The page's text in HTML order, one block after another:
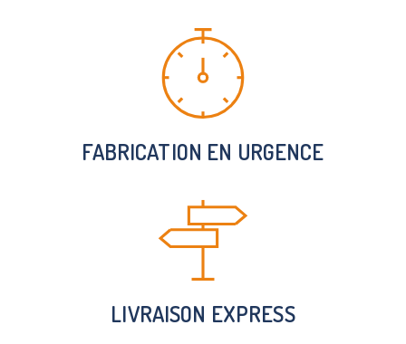
FABRICATION EN URGENCE
LIVRAISON EXPRESS